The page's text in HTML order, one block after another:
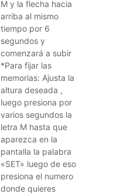
M y la flecha hacia
arriba al mismo
tiempo por 6
segundos y
comenzará a subir
*Para fijar las
memorias: Ajusta la
altura deseada ,
luego presiona por
varios segundos la
letra M hasta que
aparezca en la
pantalla la palabra
«SET» luego de eso
presiona el numero
donde quieres